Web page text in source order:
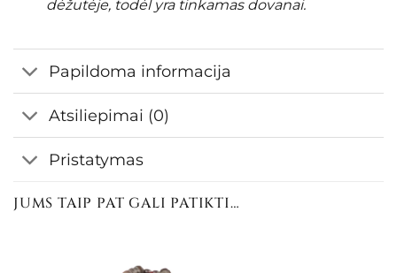
dėžutėje, todėl yra tinkamas dovanai.
Papildoma informacija
Atsiliepimai (0)
Pristatymas
JUMS TAIP PAT GALI PATIKTI…